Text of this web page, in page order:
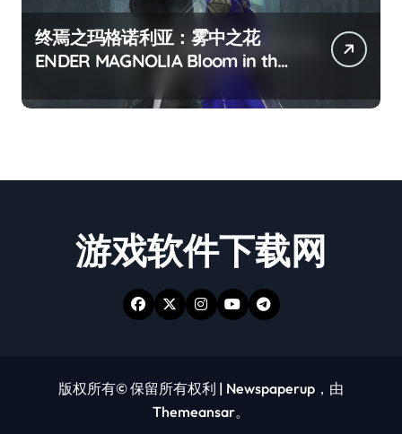
终焉之玛格诺利亚：雾中之花
ENDER MAGNOLIA Bloom in the
游戏软件下载网
版权所有© 保留所有权利 | Newspaperup ，由
Themeansar。